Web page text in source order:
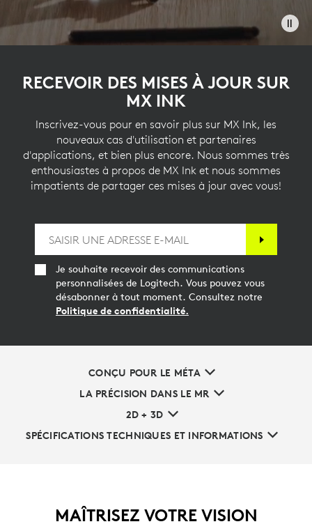
RECEVOIR DES MISES À JOUR SUR
MX INK
Inscrivez-vous pour en savoir plus sur MX Ink, les
nouveaux cas d'utilisation et partenaires
d'applications, et bien plus encore. Nous sommes très
enthousiastes à propos de MX Ink et nous sommes
impatients de partager ces mises à jour avec vous!
Je souhaite recevoir des communications
personnalisées de Logitech. Vous pouvez vous
désabonner à tout moment. Consultez notre
Politique de confidentialité.
CONÇU POUR LE MÉTA
LA PRÉCISION DANS LE MR
2D + 3D
SPÉCIFICATIONS TECHNIQUES ET INFORMATIONS
MAÎTRISEZ VOTRE VISION